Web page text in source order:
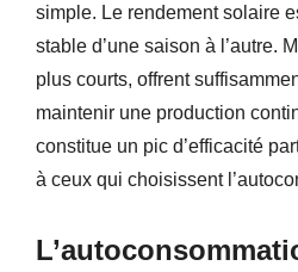
simple. Le rendement solaire
stable d’une saison à l’autre.
plus courts, offrent
maintenir une production
constitue un pic d’efficacité
à ceux qui choisissent